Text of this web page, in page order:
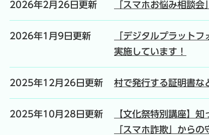
2026年2月26日更新 「スマホお悩み相談
2026年1月9日更新
「デジタルプラット
実施しています！
2025年12月26日更新 村で発行する証明書な
2025年10月28日更新
【文化祭特別講座】
「スマホ詐欺」からの